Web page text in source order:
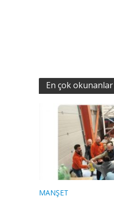
En çok okunanlar
MANŞET